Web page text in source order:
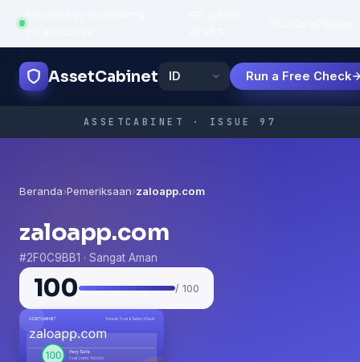
infrastructure
AssetCabinet Run a Free Check
ASSETCABINET · ISSUE 97
Beranda›Pemeriksaan›zaloapp.com
zaloapp.com
#2F0C9BB1 · Sangat Aman
100 / 100